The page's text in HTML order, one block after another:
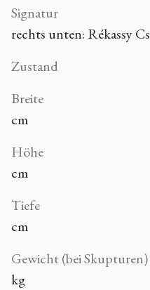
Signatur
rechts unten: Rékassy Cs
Zustand
Breite
cm
Höhe
cm
Tiefe
cm
Gewicht (bei Skupturen)
kg